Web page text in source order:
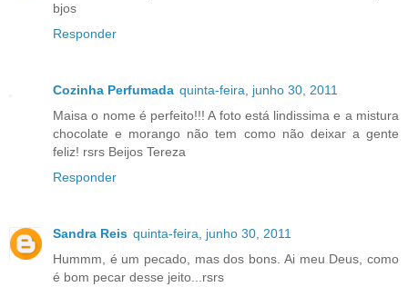
bjos
Responder
Cozinha Perfumada quinta-feira, junho 30, 2011
Maisa o nome é perfeito!!! A foto está lindissima e a mistura
chocolate e morango não tem como não deixar a gente
feliz! rsrs Beijos Tereza
Responder
Sandra Reis quinta-feira, junho 30, 2011
Hummm, é um pecado, mas dos bons. Ai meu Deus, como
é bom pecar desse jeito...rsrs